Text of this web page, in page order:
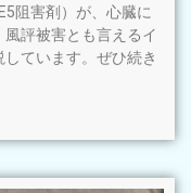
阻害剤）が、心臓に
評被害とも言えるイ
ています。ぜひ続き